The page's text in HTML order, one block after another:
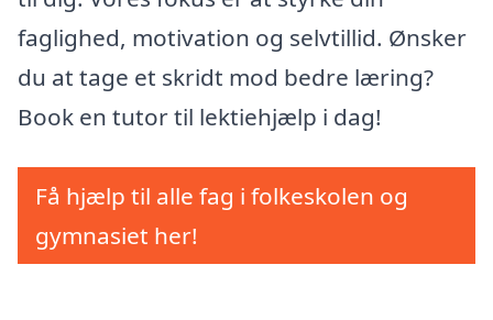
faglighed, motivation og selvtillid. Ønsker
du at tage et skridt mod bedre læring?
Book en tutor til lektiehjælp i dag!
Få hjælp til alle fag i folkeskolen og
gymnasiet her!